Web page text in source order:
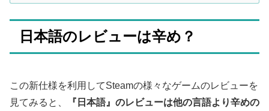
日本語のレビューは辛め？
この新仕様を利用してSteamの様々なゲームのレビューを
見てみると、
『日本語』のレビューは他の言語より辛めの